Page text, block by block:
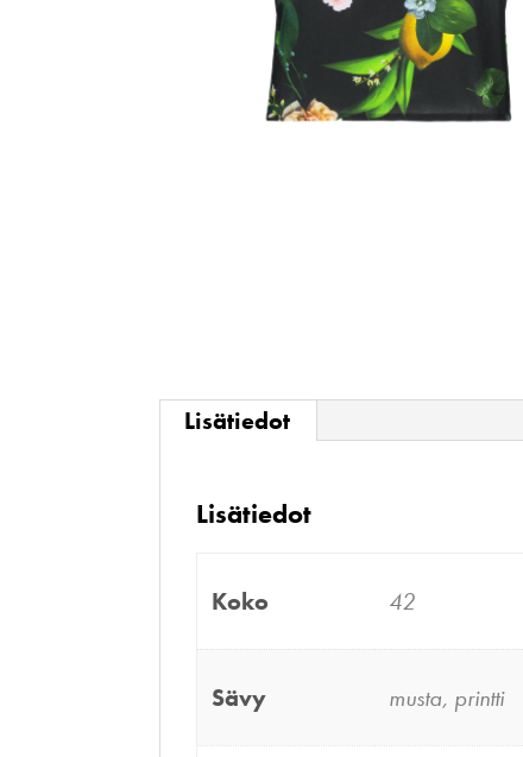
Lisätiedot
Lisätiedot
Koko 42
Sävy musta, printti